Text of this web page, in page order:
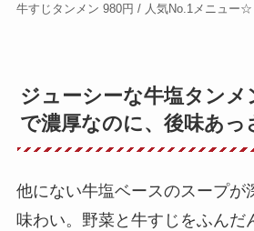
牛すじタンメン 980円 / 人気No.1メニュー☆
ジューシーな牛塩タンメ
で濃厚なのに、後味あっ
他にない牛塩ベースのスープが
味わい。野菜と牛すじをふんだ